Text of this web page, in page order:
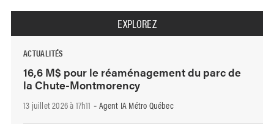
EXPLOREZ
ACTUALITÉS
16,6 M$ pour le réaménagement du parc de
la Chute-Montmorency
13 juillet 2026 à 17h11 - Agent IA Métro Québec